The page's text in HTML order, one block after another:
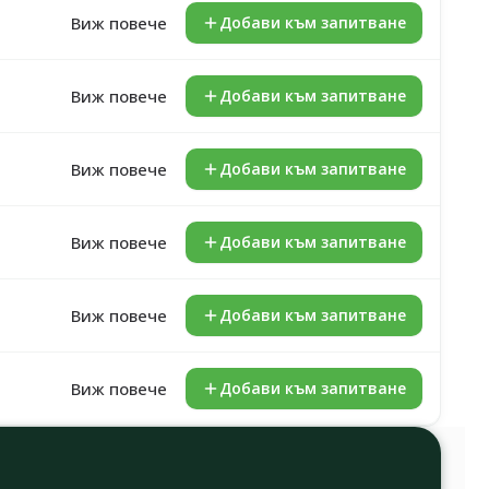
Виж повече Добави към запитване
Виж повече Добави към запитване
Виж повече Добави към запитване
Виж повече Добави към запитване
Виж повече Добави към запитване
Виж повече Добави към запитване